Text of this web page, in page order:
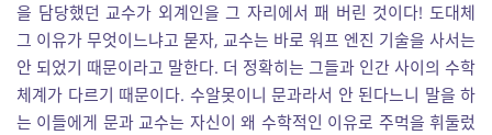
을 담당했던 교수가 외계인을 그 자리에서 패 버린 것이다! 도대체
그 이유가 무엇이느냐고 묻자, 교수는 바로 워프 엔진 기술을 사서는
안 되었기 때문이라고 말한다. 더 정확히는 그들과 인간 사이의 수학
체계가 다르기 때문이다. 수알못이니 문과라서 안 된다느니 말을 하
는 이들에게 문과 교수는 자신이 왜 수학적인 이유로 주먹을 휘둘렀